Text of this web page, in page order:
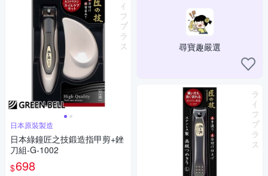
日本原裝製造
日本綠鐘匠之技鍛造指甲剪+銼
刀組-G-1002
$698
尋寶趣嚴選